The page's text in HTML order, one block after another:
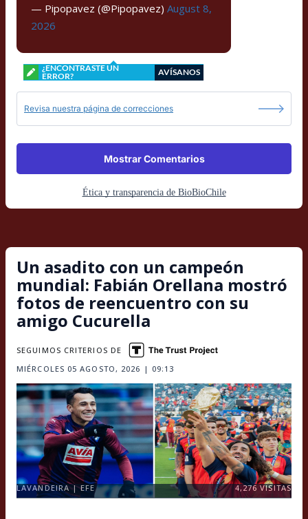
— Pipopavez (@Pipopavez) August 8,
2026
¿ENCONTRASTE UN
ERROR?
AVÍSANOS
Revisa nuestra página de correcciones
Mostrar Comentarios
Ética y transparencia de BioBioChile
Un asadito con un campeón
mundial: Fabián Orellana mostró
fotos de reencuentro con su
amigo Cucurella
MIÉRCOLES 05 AGOSTO, 2026 | 09:13
SEGUIMOS CRITERIOS DE
LAVANDEIRA | EFE 4,276VISITAS